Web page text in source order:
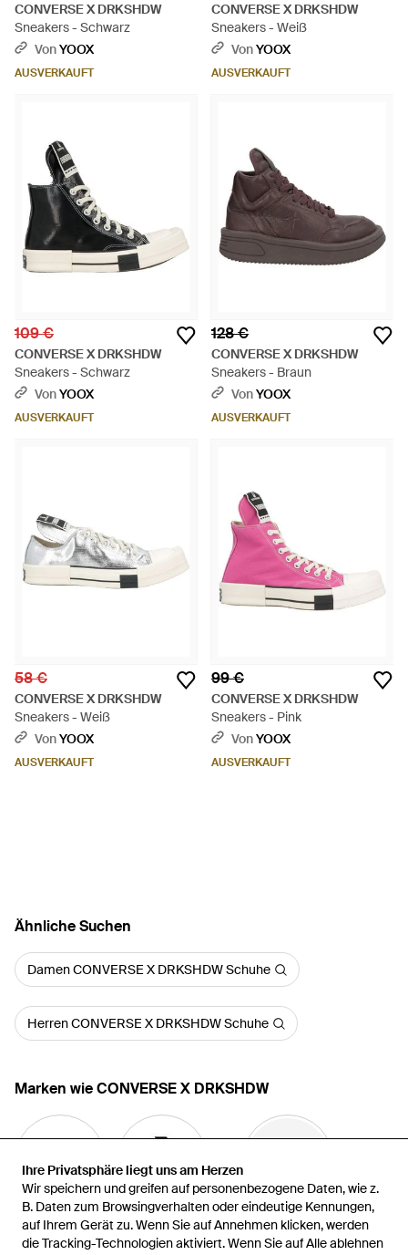
Ihre Privatsphäre liegt uns am Herzen
Wir speichern und greifen auf personenbezogene Daten, wie z.
B. Daten zum Browsingverhalten oder eindeutige Kennungen,
auf Ihrem Gerät zu. Wenn Sie auf Annehmen klicken, werden
die Tracking-Technologien aktiviert. Wenn Sie auf Alle ablehnen
Ihre Privatsphäre liegt uns am Herzen
Wir speichern und greifen auf personenbezogene Daten, wie z.
B. Daten zum Browsingverhalten oder eindeutige Kennungen,
auf Ihrem Gerät zu. Wenn Sie auf Annehmen klicken, werden
die Tracking-Technologien aktiviert. Wenn Sie auf Alle ablehnen
CONVERSE X DRKSHDW
Sneakers - Schwarz
VonYOOX
AUSVERKAUFT
CONVERSE X DRKSHDW
Sneakers - Weiß
VonYOOX
AUSVERKAUFT
109 €
CONVERSE X DRKSHDW
Sneakers - Schwarz
VonYOOX
AUSVERKAUFT
128 €
CONVERSE X DRKSHDW
Sneakers - Braun
VonYOOX
AUSVERKAUFT
58 €
CONVERSE X DRKSHDW
Sneakers - Weiß
VonYOOX
AUSVERKAUFT
99 €
CONVERSE X DRKSHDW
Sneakers - Pink
VonYOOX
AUSVERKAUFT
Ähnliche Suchen
Damen CONVERSE X DRKSHDW Schuhe
Herren CONVERSE X DRKSHDW Schuhe
Marken wie CONVERSE X DRKSHDW
Rick Owens Converse Maison Mihara Yasuhiro